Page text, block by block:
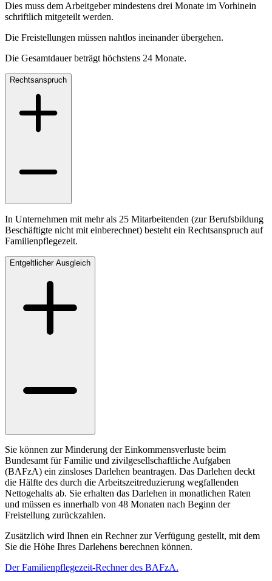
Dies muss dem Arbeitgeber mindestens drei Monate im Vorhinein
schriftlich mitgeteilt werden.
Die Freistellungen müssen nahtlos ineinander übergehen.
Die Gesamtdauer beträgt höchstens 24 Monate.
Rechtsanspruch
In Unternehmen mit mehr als 25 Mitarbeitenden (zur Berufsbildung
Beschäftigte nicht mit einberechnet) besteht ein Rechtsanspruch auf
Familienpflegezeit.
Entgeltlicher Ausgleich
Sie können zur Minderung der Einkommensverluste beim
Bundesamt für Familie und zivilgesellschaftliche Aufgaben
(BAFzA) ein zinsloses Darlehen beantragen. Das Darlehen deckt
die Hälfte des durch die Arbeitszeitreduzierung wegfallenden
Nettogehalts ab. Sie erhalten das Darlehen in monatlichen Raten
und müssen es innerhalb von 48 Monaten nach Beginn der
Freistellung zurückzahlen.
Zusätzlich wird Ihnen ein Rechner zur Verfügung gestellt, mit dem
Sie die Höhe Ihres Darlehens berechnen können.
Der Familienpflegezeit-Rechner des BAFzA.